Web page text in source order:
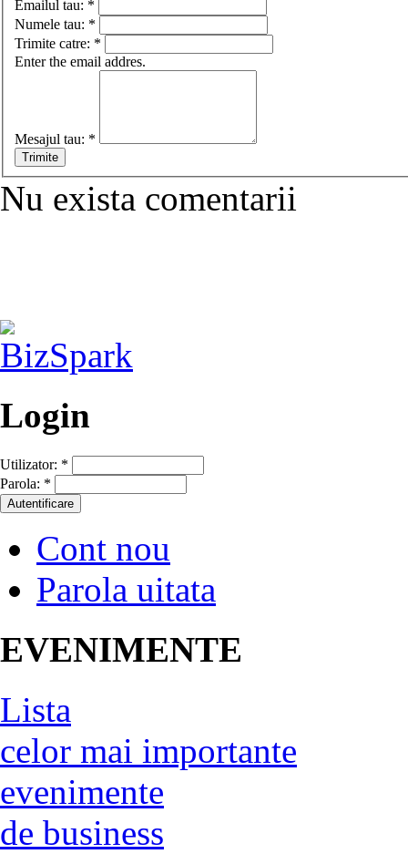
Emailul tau: *
Numele tau: *
Trimite catre: *
Enter the email addres.
Mesajul tau: *
Nu exista comentarii
Login
Utilizator: *
Parola: *
Cont nou
Parola uitata
EVENIMENTE
Lista
celor mai importante
evenimente
de business